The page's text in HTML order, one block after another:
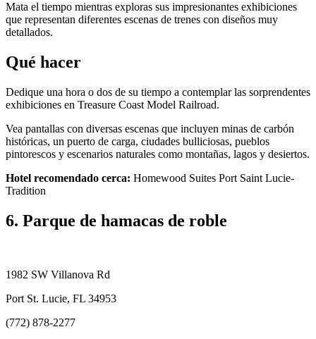
Mata el tiempo mientras exploras sus impresionantes exhibiciones
que representan diferentes escenas de trenes con diseños muy
detallados.
Qué hacer
Dedique una hora o dos de su tiempo a contemplar las sorprendentes
exhibiciones en Treasure Coast Model Railroad.
Vea pantallas con diversas escenas que incluyen minas de carbón
históricas, un puerto de carga, ciudades bulliciosas, pueblos
pintorescos y escenarios naturales como montañas, lagos y desiertos.
Hotel recomendado cerca: Homewood Suites Port Saint Lucie-
Tradition
6. Parque de hamacas de roble
1982 SW Villanova Rd
Port St. Lucie, FL 34953
(772) 878-2277